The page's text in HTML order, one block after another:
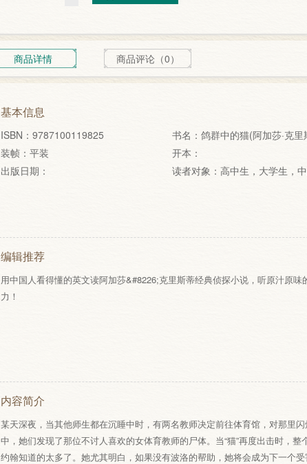
商品详情 商品评论（0）
基本信息
ISBN：9787100119825
书名：鸽群中的猫(阿加莎·克里
典侦探作品集)（英文）(光盘)
装帧：平装
开本：
出版日期：
读者对象：高中生，大学生，
编辑推荐
用中国人看得懂的英文读阿加莎&#8226;克里斯蒂经典侦探小说，听原汁原
力！
内容简介
某天深夜，当其他师生都在沉睡中时，有两名教师决定前往体育馆，对那里
中，她们发现了那位不讨人喜欢的女体育教师的尸体。当“猫”再度出击时，
约翰知道的太多了。她尤其明白，如果没有波洛的帮助，她将会成为下一